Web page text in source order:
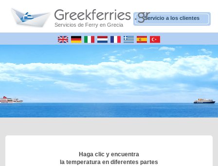
Servicios de Ferry en Grecia
Servicio a los clientes
Haga clic y encuentra
la temperatura en diferentes partes